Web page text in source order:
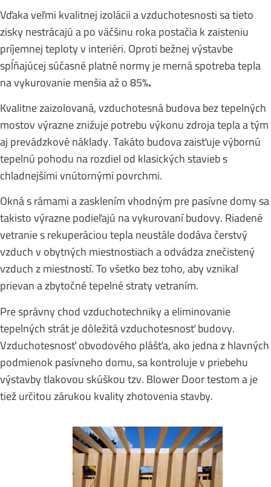
Vďaka veľmi kvalitnej izolácii a vzduchotesnosti sa tieto
zisky nestrácajú a po väčšinu roka postačia k zaisteniu
príjemnej teploty v interiéri. Oproti bežnej výstavbe
spĺňajúcej súčasné platné normy je merná spotreba tepla
na vykurovanie menšia až o 85%.
Kvalitne zaizolovaná, vzduchotesná budova bez tepelných
mostov výrazne znižuje potrebu výkonu zdroja tepla a tým
aj prevádzkové náklady. Takáto budova zaisťuje výbornú
tepelnú pohodu na rozdiel od klasických stavieb s
chladnejšími vnútornými povrchmi.
Okná s rámami a zasklením vhodným pre pasívne domy sa
takisto výrazne podieľajú na vykurovaní budovy. Riadené
vetranie s rekuperáciou tepla neustále dodáva čerstvý
vzduch v obytných miestnostiach a odvádza znečistený
vzduch z miestností. To všetko bez toho, aby vznikal
prievan a zbytočné tepelné straty vetraním.
Pre správny chod vzduchotechniky a eliminovanie
tepelných strát je dôležitá vzduchotesnosť budovy.
Vzduchotesnosť obvodového plášťa, ako jedna z hlavných
podmienok pasívneho domu, sa kontroluje v priebehu
výstavby tlakovou skúškou tzv. Blower Door testom a je
tiež určitou zárukou kvality zhotovenia stavby.